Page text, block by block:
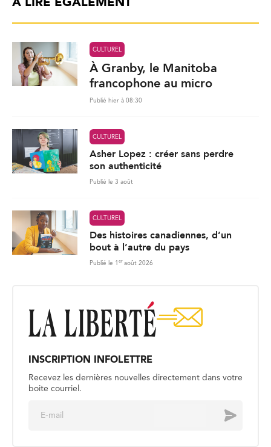
À LIRE ÉGALEMENT
CULTUREL
À Granby, le Manitoba
francophone au micro
Publié hier à 08:30
CULTUREL
Asher Lopez : créer sans perdre
son authenticité
Publié le 3 août
CULTUREL
Des histoires canadiennes, d’un
bout à l’autre du pays
Publié le 1 er août 2026
INSCRIPTION INFOLETTRE
Recevez les dernières nouvelles directement dans votre
boite courriel.
Envoyer